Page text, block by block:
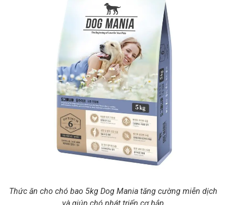
Thức ăn cho chó bao 5kg Dog Mania tăng cường miễn dịch